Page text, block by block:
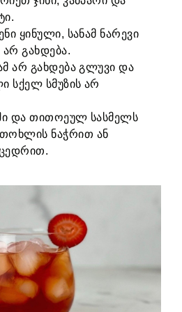
ყინული, სანამ ნარევი
გახდება.
არ გახდება გლუვი და
სქელ სმუზის არ
და თითოეულ სასმელს
ნაჭრით ან